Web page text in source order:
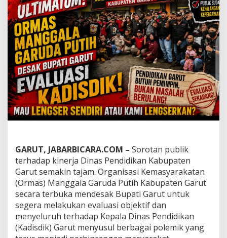
A
N
G
G
A
L
G
A
R
U
D
A
T
H
:
E
v
a
u
a
GARUT, JABARBICARA.COM – Sorotan publik
terhadap kinerja Dinas Pendidikan Kabupaten
Garut semakin tajam. Organisasi Kemasyarakatan
(Ormas) Manggala Garuda Putih Kabupaten Garut
secara terbuka mendesak Bupati Garut untuk
segera melakukan evaluasi objektif dan
menyeluruh terhadap Kepala Dinas Pendidikan
(Kadisdik) Garut menyusul berbagai polemik yang